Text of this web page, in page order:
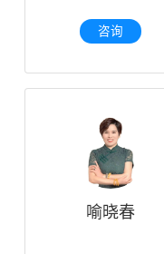
咨询
喻晓春